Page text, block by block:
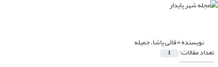
نویسنده =قائی پاشا، جمیله
تعداد مقالات: 1